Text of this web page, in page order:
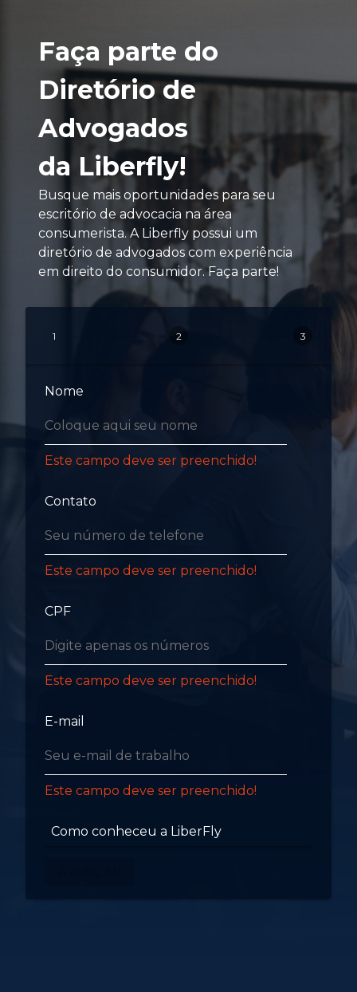
Faça parte do
Diretório de
Advogados
da Liberfly!
Busque mais oportunidades para seu
escritório de advocacia na área
consumerista. A Liberfly possui um
diretório de advogados com experiência
em direito do consumidor. Faça parte!
1 2 3
Nome
Este campo deve ser preenchido!
Contato
Este campo deve ser preenchido!
CPF
Este campo deve ser preenchido!
E-mail
Este campo deve ser preenchido!
Como conheceu a LiberFly